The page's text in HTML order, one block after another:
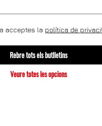
acceptes la política de
Rebre tots els butlletins
Veure totes les opcions